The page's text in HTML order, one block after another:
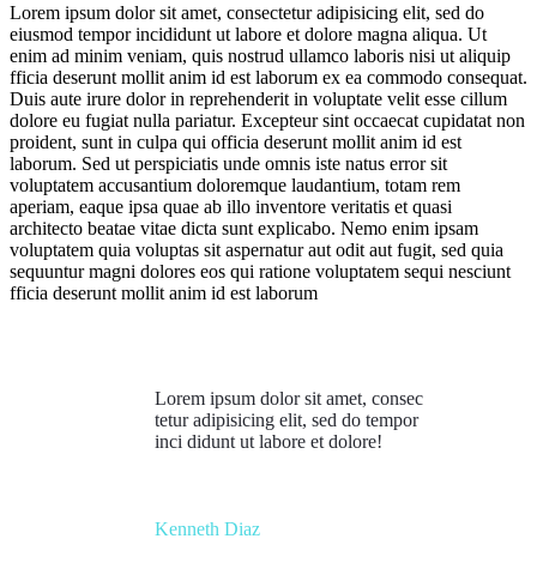
Lorem ipsum dolor sit amet, consectetur adipisicing elit, sed do
eiusmod tempor incididunt ut labore et dolore magna aliqua. Ut
enim ad minim veniam, quis nostrud ullamco laboris nisi ut aliquip
fficia deserunt mollit anim id est laborum ex ea commodo consequat.
Duis aute irure dolor in reprehenderit in voluptate velit esse cillum
dolore eu fugiat nulla pariatur. Excepteur sint occaecat cupidatat non
proident, sunt in culpa qui officia deserunt mollit anim id est
laborum. Sed ut perspiciatis unde omnis iste natus error sit
voluptatem accusantium doloremque laudantium, totam rem
aperiam, eaque ipsa quae ab illo inventore veritatis et quasi
architecto beatae vitae dicta sunt explicabo. Nemo enim ipsam
voluptatem quia voluptas sit aspernatur aut odit aut fugit, sed quia
sequuntur magni dolores eos qui ratione voluptatem sequi nesciunt
fficia deserunt mollit anim id est laborum
Lorem ipsum dolor sit amet, consec
tetur adipisicing elit, sed do tempor
inci didunt ut labore et dolore!
Kenneth Diaz